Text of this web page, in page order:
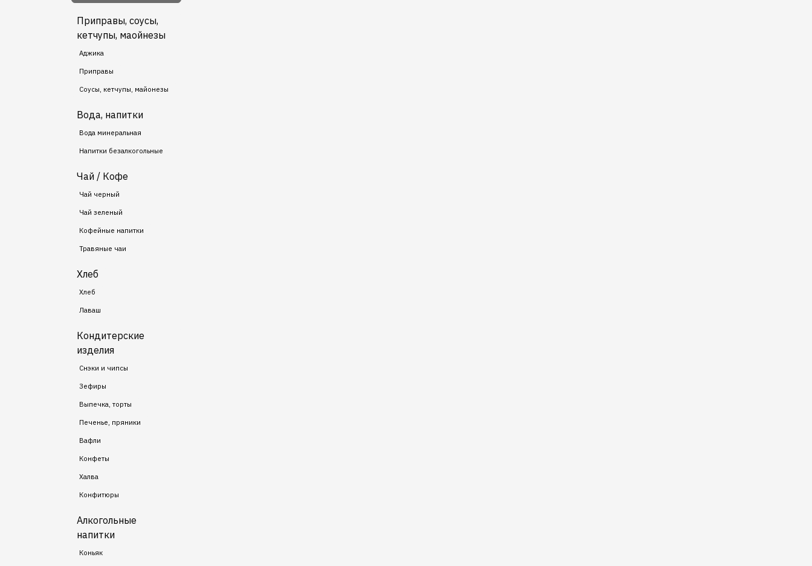
Приправы, соусы,
кетчупы, маойнезы
Аджика
Приправы
Соусы, кетчупы, майонезы
Вода, напитки
Вода минеральная
Напитки безалкогольные
Чай / Кофе
Чай черный
Чай зеленый
Кофейные напитки
Травяные чаи
Хлеб
Хлеб
Лаваш
Кондитерские
изделия
Снэки и чипсы
Зефиры
Выпечка, торты
Печенье, пряники
Вафли
Конфеты
Халва
Конфитюры
Алкогольные
напитки
Коньяк